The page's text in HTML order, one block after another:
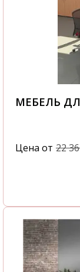
МЕБЕЛЬ
Цена от 22